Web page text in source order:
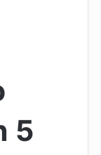
5